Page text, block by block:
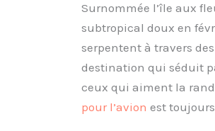
Surnommée l’île aux
subtropical doux en
serpentent à travers
destination qui séduit
ceux qui aiment la
pour l’avion est